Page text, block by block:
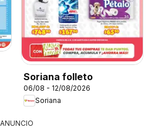
Soriana folleto
06/08 - 12/08/2026
Soriana
ANUNCIO